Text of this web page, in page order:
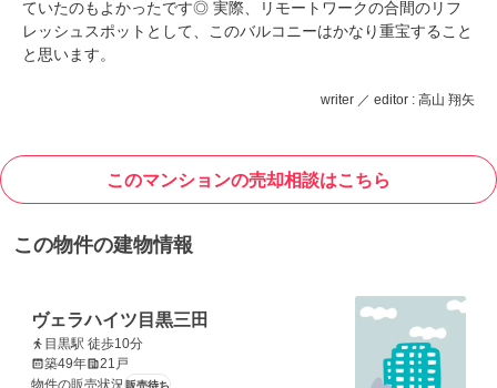
ていたのもよかったです◎ 実際、リモートワークの合間のリフ
レッシュスポットとして、このバルコニーはかなり重宝すること
と思います。
writer ／ editor : 高山 翔矢
このマンションの売却相談はこちら
この物件の建物情報
ヴェラハイツ目黒三田
目黒駅 徒歩10分
築49年
21戸
物件の販売状況 販売待ち